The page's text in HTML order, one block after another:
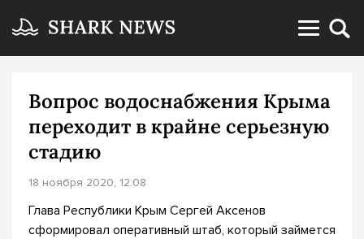
Вопрос водоснабжения Крыма
переходит в крайне серьезную
стадию
18 ноября 2020, 12:08
Глава Республики Крым Сергей Аксенов
сформировал оперативный штаб, который займется